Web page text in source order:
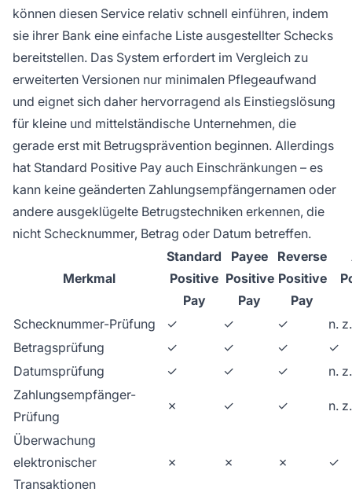
können diesen Service relativ schnell einführen, indem
sie ihrer Bank eine einfache Liste ausgestellter Schecks
bereitstellen. Das System erfordert im Vergleich zu
erweiterten Versionen nur minimalen Pflegeaufwand
und eignet sich daher hervorragend als Einstiegslösung
für kleine und mittelständische Unternehmen, die
gerade erst mit Betrugsprävention beginnen. Allerdings
hat Standard Positive Pay auch Einschränkungen – es
kann keine geänderten Zahlungsempfängernamen oder
andere ausgeklügelte Betrugstechniken erkennen, die
nicht Schecknummer, Betrag oder Datum betreffen.
Merkmal
Standard
Positive
Pay
Payee
Positive
Pay
Reverse
Positive
Pay
Schecknummer-Prüfung ✓ ✓ ✓
n. z.
Betragsprüfung
✓ ✓ ✓
✓
Datumsprüfung
✓ ✓ ✓
n. z.
Zahlungsempfänger-
Prüfung
✗ ✓ ✓ n. z.
Überwachung
elektronischer
Transaktionen
✗ ✗ ✗ ✓